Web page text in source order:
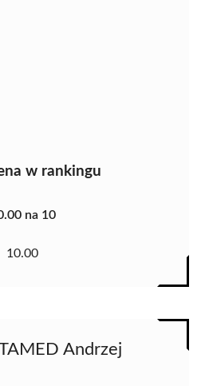
w rankingu
na 10
10.00
Andrzej